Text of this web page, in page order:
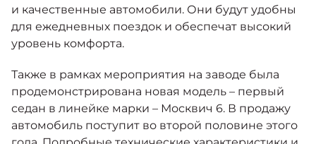
и качественные автомобили. Они будут удобны
для ежедневных поездок и обеспечат высокий
уровень комфорта.
Также в рамках мероприятия на заводе была
продемонстрирована новая модель – первый
седан в линейке марки – Москвич 6. В продажу
автомобиль поступит во второй половине этого